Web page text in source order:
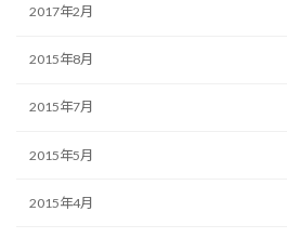
2017年2月
2015年8月
2015年7月
2015年5月
2015年4月